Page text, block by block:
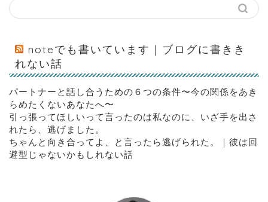
noteでも書いています｜ブログに書きき
れない話
パートナーと話し合うための６つの条件〜今の関係をあき
らめたくないあなたへ〜
引っ張ってほしいって言ったのは私なのに、いざ手を出さ
れたら、逃げました。
ちゃんと向き合ってよ、と言ったら逃げられた。｜彼は回
避型じゃないかもしれない話